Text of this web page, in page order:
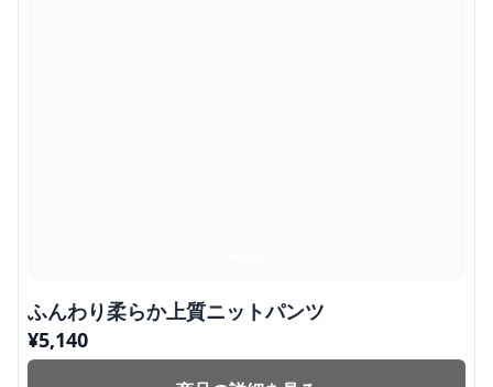
ふんわり柔らか上質ニットパンツ
¥5,140